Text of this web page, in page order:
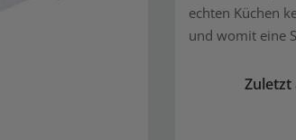
echten Küchen
und womit eine
Zuletzt